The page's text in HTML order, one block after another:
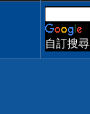
自訂搜尋